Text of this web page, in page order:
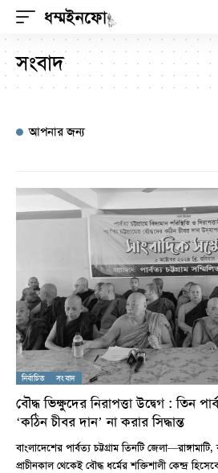
সংবাদ
আপনার জন্য
নির্বাচিত সংবাদ
বৌদ্ধ ভিক্ষুদের নিরাপত্তা উদ্বেগ : তিন
‘কঠিন চীবর দান’ না করার সিদ্ধান্ত
বাংলাদেশের পার্বত্য চট্টগ্রাম তিনটি
প্রাচীনকাল থেকেই বৌদ্ধ ধর্মের শক্তিশালী কেন্দ্র